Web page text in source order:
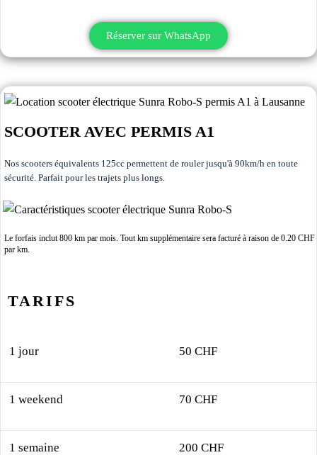
Réserver sur WhatsApp
SCOOTER AVEC PERMIS A1
Nos scooters équivalents 125cc permettent de rouler jusqu'à 90km/h en toute
sécurité. Parfait pour les trajets plus longs.
Le forfais inclut 800 km par mois. Tout km supplémentaire sera facturé à raison de 0.20 CHF
par km.
TARIFS
1 jour 50 CHF
1 weekend 70 CHF
1 semaine 200 CHF